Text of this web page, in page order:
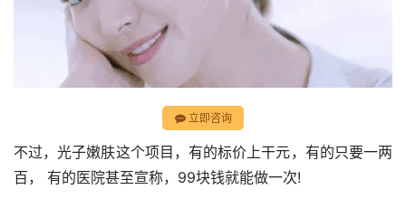
立即咨询
不过，光子嫩肤这个项目，有的标价上干元，有的只要一两
百， 有的医院甚至宣称，99块钱就能做一次!